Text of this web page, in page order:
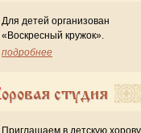
Для детей организован
«Воскресный кружок».
подробнее
Хоровая студия
Приглашаем в детскую